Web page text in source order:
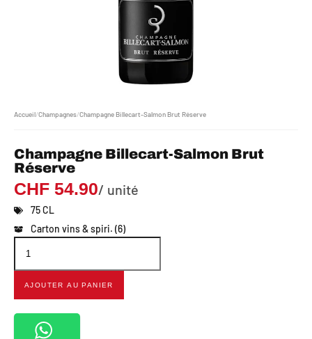
Accueil/Champagnes/Champagne Billecart-Salmon Brut Réserve
Champagne Billecart-Salmon Brut
Réserve
CHF 54.90/ unité
75 CL
Carton vins & spiri. (6)
AJOUTER AU PANIER